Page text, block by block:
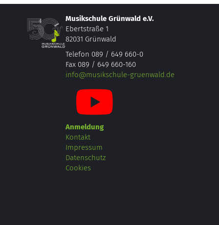
Musikschule Grünwald e.V.
Ebertstraße 1
82031 Grünwald
Telefon 089 / 649 660-0
Fax 089 / 649 660-160
info@musikschule-gruenwald.de
Anmeldung
Kontakt
Impressum
Datenschutz
Cookies